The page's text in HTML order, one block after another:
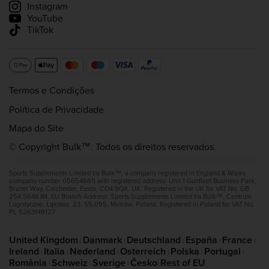
Instagram
YouTube
TikTok
Termos e Condições
Política de Privacidade
Mapa do Site
© Copyright Bulk™. Todos os direitos reservados.
Sports Supplements Limited t/a Bulk™, a company registered in England & Wales
(company number 05654661) with registered address: Unit 1 Gunfleet Business Park,
Brunel Way, Colchester, Essex, CO4 9QX, UK. Registered in the UK for VAT No. GB
254 5648 84. EU Branch Address: Sports Supplements Limited t/a Bulk™, Centrum
Logistyczne, Łąkowa, 23, 55-095, Mirków, Poland. Registered in Poland for VAT No.
PL 5263149127
United Kingdom Danmark Deutschland España France
Ireland Italia Nederland Osterreich Polska Portugal
România Schweiz Sverige Česko Rest of EU